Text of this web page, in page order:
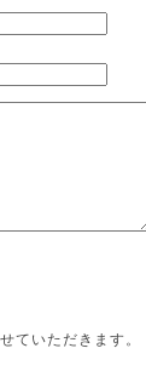
ていただきます。